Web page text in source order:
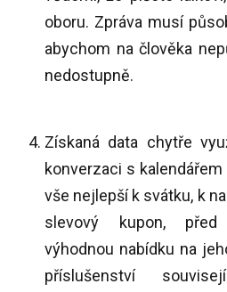
oboru. Zpráva musí
abychom na člověka
nedostupně.
Získaná data chytře
konverzaci s
vše nejlepší k svátku, k
slevový kupon, před
výhodnou nabídku na
příslušenství